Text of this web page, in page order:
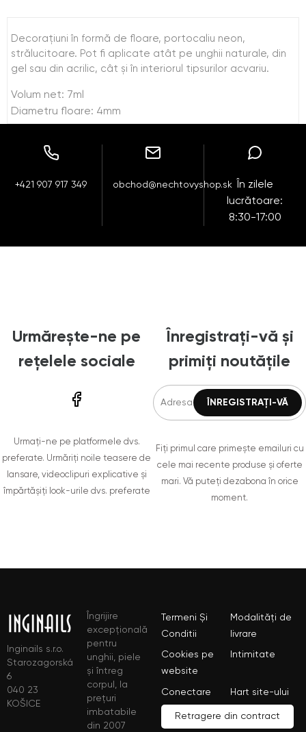
Decoraţiuni în formă de floare, portocaliu neon,
strălucitoare. Pot fi aplicate atât pe unghii naturale, din
gel sau din acrilic, cât şi în interiorul tipsurilor acvariu.
Volum net: 7ml
Diametru floare: 4mm
+421 907 917 349 obchod@nechtovyshop.sk
În zilele
lucrătoare:
8:30-17:00
Urmărește-ne pe
rețelele sociale
Urmați-ne pe platformele dvs.
preferate. Urmăriți noile teasere de
lansare, videoclipuri explicative și
împărtășiți look-urile dvs. preferate
Înregistrați-vă și
primiți noutățile
Fiți primul care primește emailuri cu
cele mai recente produse și oferte
mari. Vă puteți dezabona în orice
moment.
Inginails s.r.o.
Starozagorská
6
040 23
KOŠICE
Îngrijire
excepțională
pentru
unghii, piele
și întreg
corpul, la
prețuri
imbatabile
din 2007
Termeni Și
Conditii
Modalități de
livrare
Cookies pe
website
Intimitate
Conectare Hart site-ului
Retragere din contract